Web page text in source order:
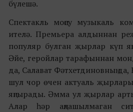
бүлешә.
Спектакль моңсу музыкаль
ителә. Премьера алдыннан
популяр булган җырлар күп
Әйе, геройлар тарафыннан
да, Салават Фәтхетдиновның
шул чор өчен актуаль
яңгырады. Әмма ул җырлар
Алар һәр аңлашылмаган